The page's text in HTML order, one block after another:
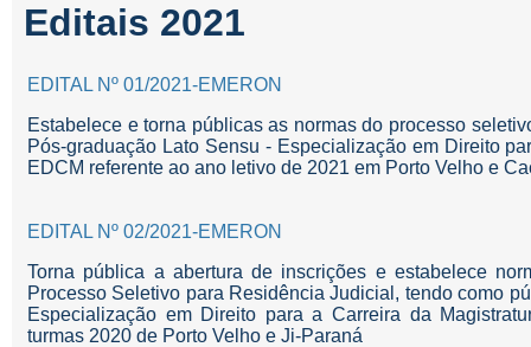
Editais 2021
EDITAL Nº 01/2021-EMERON
Estabelece e torna públicas as normas do processo
Pós-graduação Lato Sensu - Especialização em Direito
EDCM referente ao ano letivo de 2021 em Porto Velho e
EDITAL Nº 02/2021-EMERON
Torna pública a abertura de inscrições e estabelece
Processo Seletivo para Residência Judicial, tendo como
Especialização em Direito para a Carreira da
turmas 2020 de Porto Velho e Ji-Paraná